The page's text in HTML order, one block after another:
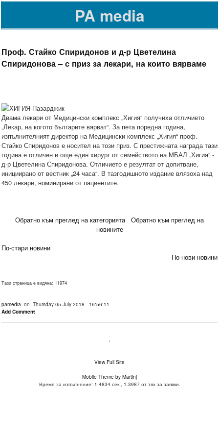
PA media
Проф. Стайко Спиридонов и д-р Цветелина
Спиридонова – с приз за лекари, на които вярваме
Двама лекари от Медицински комплекс „Хигия“ получиха отличието
„Лекар, на когото българите вярват“. За пета поредна година,
изпълнителният директор на Медицински комплекс „Хигия“ проф.
Стайко Спиридонов е носител на този приз. С престижната награда тази
година е отличен и още един хирург от семейството на МБАЛ „Хигия“ -
д-р Цветелина Спиридонова. Отличието е резултат от допитване,
инициирано от вестник „24 часа“. В тазгодишното издание влязоха над
450 лекари, номинирани от пациентите.
Обратно към преглед на категорията
Обратно към преглед на
новините
По-стари новини
По-нови новини
Тази страница е видяна: 11974
pamedia on Thursday 05 July 2018 - 16:56:11
Add Comment
.
View Full Site
Mobile Theme by Martinj
Време за изпълнение: 1.4834 сек., 1.3987 от тях за заявки.